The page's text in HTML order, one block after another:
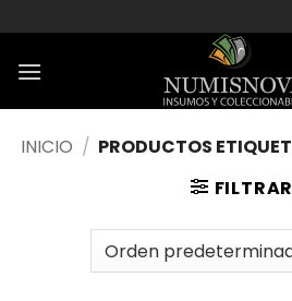
al
contenido
INICIO / PRODUCTOS
FILTRAR